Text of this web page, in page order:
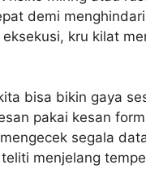
demi
kru kilat
bisa bikin gaya
pakai kesan
segala
menjelang